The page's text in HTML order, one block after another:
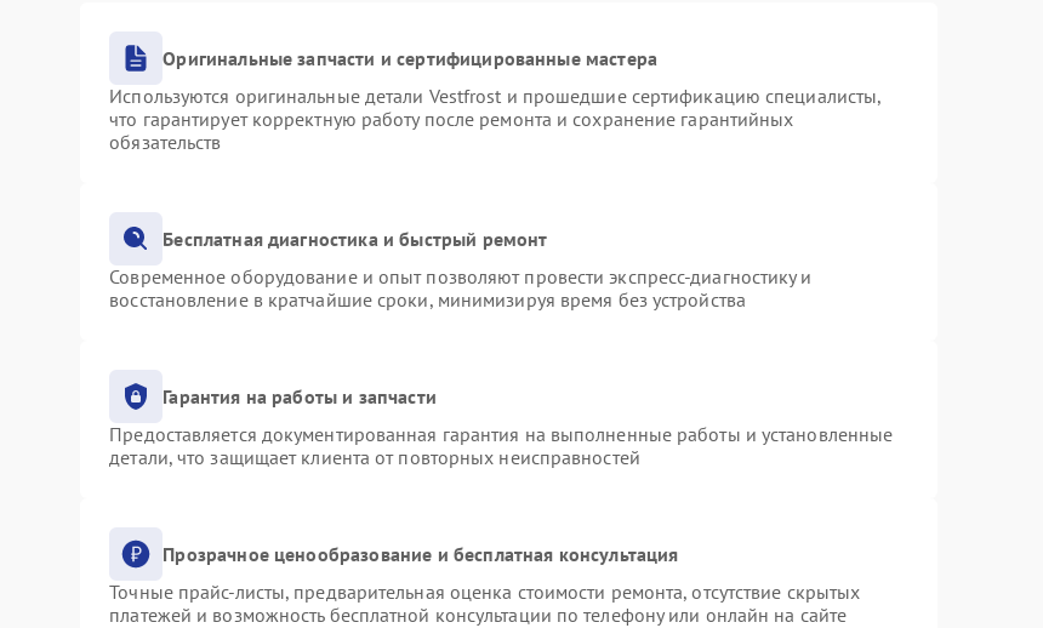
Оригинальные запчасти и сертифицированные мастера
Используются оригинальные детали Vestfrost и прошедшие сертификацию специалисты,
что гарантирует корректную работу после ремонта и сохранение гарантийных
обязательств
Бесплатная диагностика и быстрый ремонт
Современное оборудование и опыт позволяют провести экспресс-диагностику и
восстановление в кратчайшие сроки, минимизируя время без устройства
Гарантия на работы и запчасти
Предоставляется документированная гарантия на выполненные работы и установленные
детали, что защищает клиента от повторных неисправностей
Прозрачное ценообразование и бесплатная консультация
Точные прайс-листы, предварительная оценка стоимости ремонта, отсутствие скрытых
платежей и возможность бесплатной консультации по телефону или онлайн на сайте